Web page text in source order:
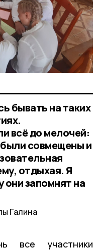
бывать на таких
всё до мелочей:
совмещены и
отдыхая. Я
они запомнят на
Галина
все участники